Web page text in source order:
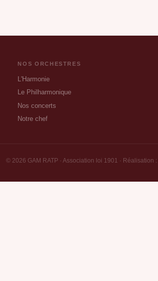
NOS ORCHESTRES
L'Harmonie
Le Philharmonique
Nos concerts
Notre chef
© 2026 GAM RATP · Association loi 1901 · Réalisation :